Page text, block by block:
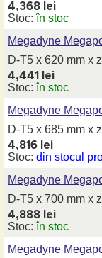
4,368 lei
Stoc:în stoc
Megadyne
D-T5 x 620 mm x
4,441 lei
Stoc:în stoc
Megadyne
D-T5 x 685 mm x
4,816 lei
Stoc: din stocul
Megadyne
D-T5 x 700 mm x
4,888 lei
Stoc:în stoc
Megadyne